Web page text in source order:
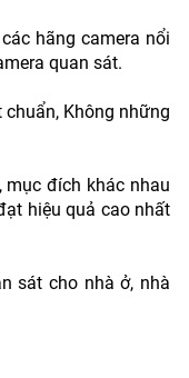
hãng camera nổi
quan sát.
Không những
mục đích khác nhau
hiệu quả cao nhất
sát cho nhà ở, nhà